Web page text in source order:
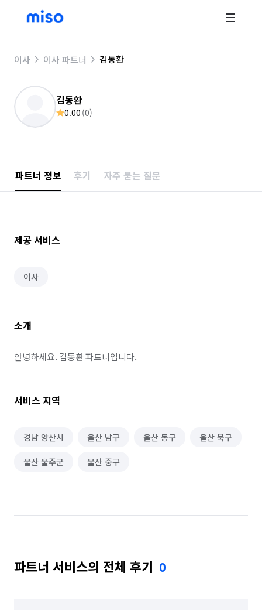
이사 이사 파트너 김동환
김동환
0.00 (0)
파트너 정보 후기 자주 묻는 질문
제공 서비스
이사
소개
안녕하세요. 김동환 파트너입니다.
서비스 지역
경남 양산시 울산 남구 울산 동구 울산 북구
울산 울주군 울산 중구
파트너 서비스의 전체 후기 0